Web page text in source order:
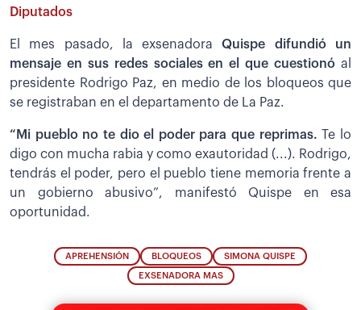
Diputados
El mes pasado, la exsenadoraQuispe difundió un
mensaje en sus redes sociales en el que cuestionó al
presidente Rodrigo Paz, en medio de los bloqueos que
se registraban en el departamento de La Paz.
“Mi pueblo no te dio el poder para que reprimas. Te lo
digo con mucha rabia y como exautoridad (...). Rodrigo,
tendrás el poder, pero el pueblo tiene memoria frente a
un gobierno abusivo”, manifestó Quispe en esa
oportunidad.
APREHENSIÓN BLOQUEOS SIMONA QUISPE
EXSENADORA MAS